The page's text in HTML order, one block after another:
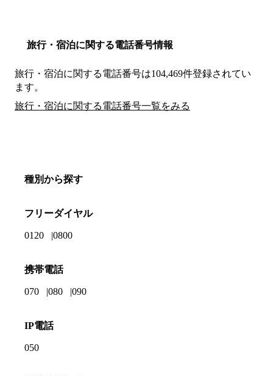
旅行・宿泊に関する電話番号情報
旅行・宿泊に関する電話番号は104,469件登録されてい
ます。
旅行・宿泊に関する電話番号一覧をみる
種別から探す
フリーダイヤル
0120 0800
携帯電話
070 080 090
IP電話
050